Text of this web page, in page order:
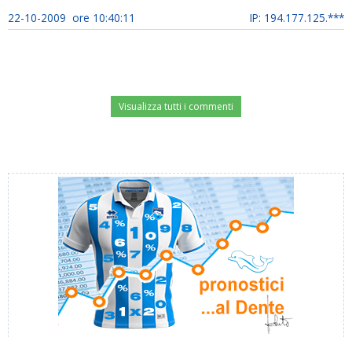
22-10-2009 ore 10:40:11 IP: 194.177.125.***
Visualizza tutti i commenti